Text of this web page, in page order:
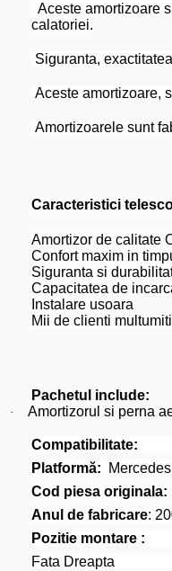
Aceste amortizoare
calatoriei.
Siguranta,
Aceste amortizoare,
Amortizoarele sunt
Caracteristici
Amortizor de calitate
Confort maxim in
Siguranta si
Capacitatea de
Instalare usoara
Mii de clienti
Pachetul include:
· Amortizorul si perna
Compatibilitate:
Platformă:
Cod piesa originala:
Anul de fabricare:
Pozitie montare :
Fata Dreapta